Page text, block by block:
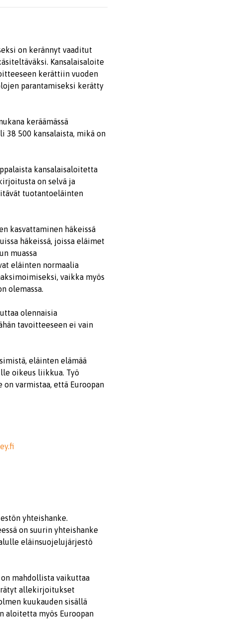
on kerännyt vaaditut
Kansalaisaloite
kerättiin vuoden
parantamiseksi kerätty
keräämässä
500 kansalaista, mikä on
kansalaisaloitetta
on selvä ja
tuotantoeläinten
kasvattaminen häkeissä
häkeissä, joissa eläimet
muassa
eläinten normaalia
vaikka myös
olemassa.
olennaisia
tavoitteeseen ei vain
eläinten elämää
oikeus liikkua. Työ
varmistaa, että Euroopan
yhteishanke.
on suurin yhteishanke
eläinsuojelujärjestö
mahdollista vaikuttaa
allekirjoitukset
kuukauden sisällä
aloitetta myös Euroopan